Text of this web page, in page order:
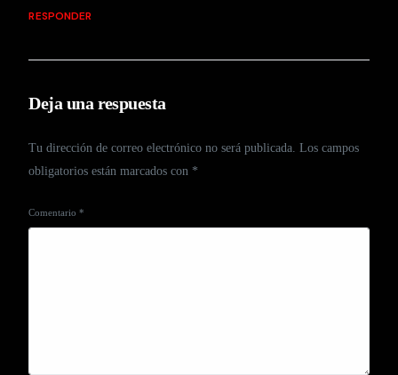
RESPONDER
Deja una respuesta
Tu dirección de correo electrónico no será publicada. Los campos
obligatorios están marcados con *
Comentario*